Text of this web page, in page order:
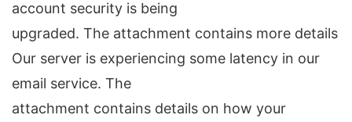
account security is being
upgraded. The attachment contains more details
Our server is experiencing some latency in our
email service. The
attachment contains details on how your